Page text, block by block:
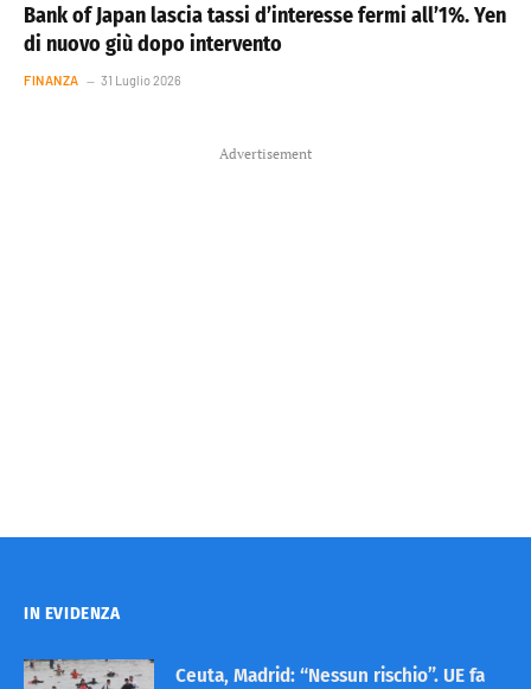
Bank of Japan lascia tassi d’interesse fermi all’1%. Yen
di nuovo giù dopo intervento
FINANZA 31 Luglio 2026
Advertisement
IN EVIDENZA
Ceuta, Madrid: “Nessun rischio”. UE fa